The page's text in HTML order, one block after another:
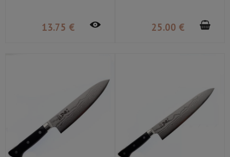
13.75 € 25.00 €